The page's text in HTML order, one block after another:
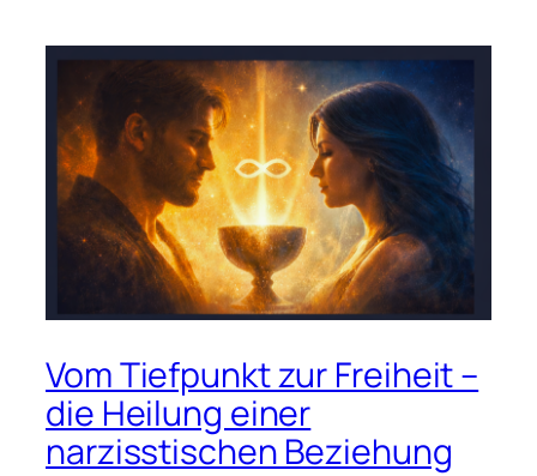
Vom Tiefpunkt zur Freiheit –
die Heilung einer
narzisstischen Beziehung